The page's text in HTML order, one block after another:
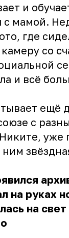
и
с мамой.
где
со
и всё
ещё
с
уже
ним
на руках
на